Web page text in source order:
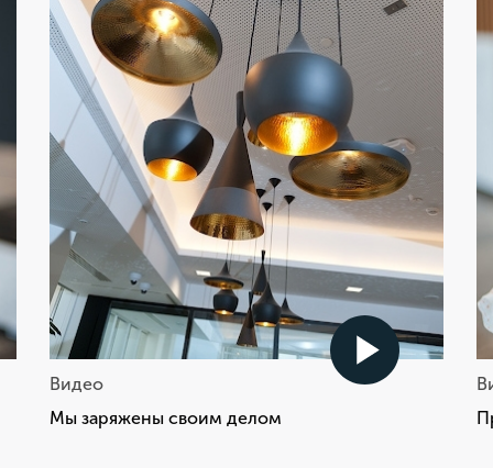
Видео
Мы заряжены своим делом